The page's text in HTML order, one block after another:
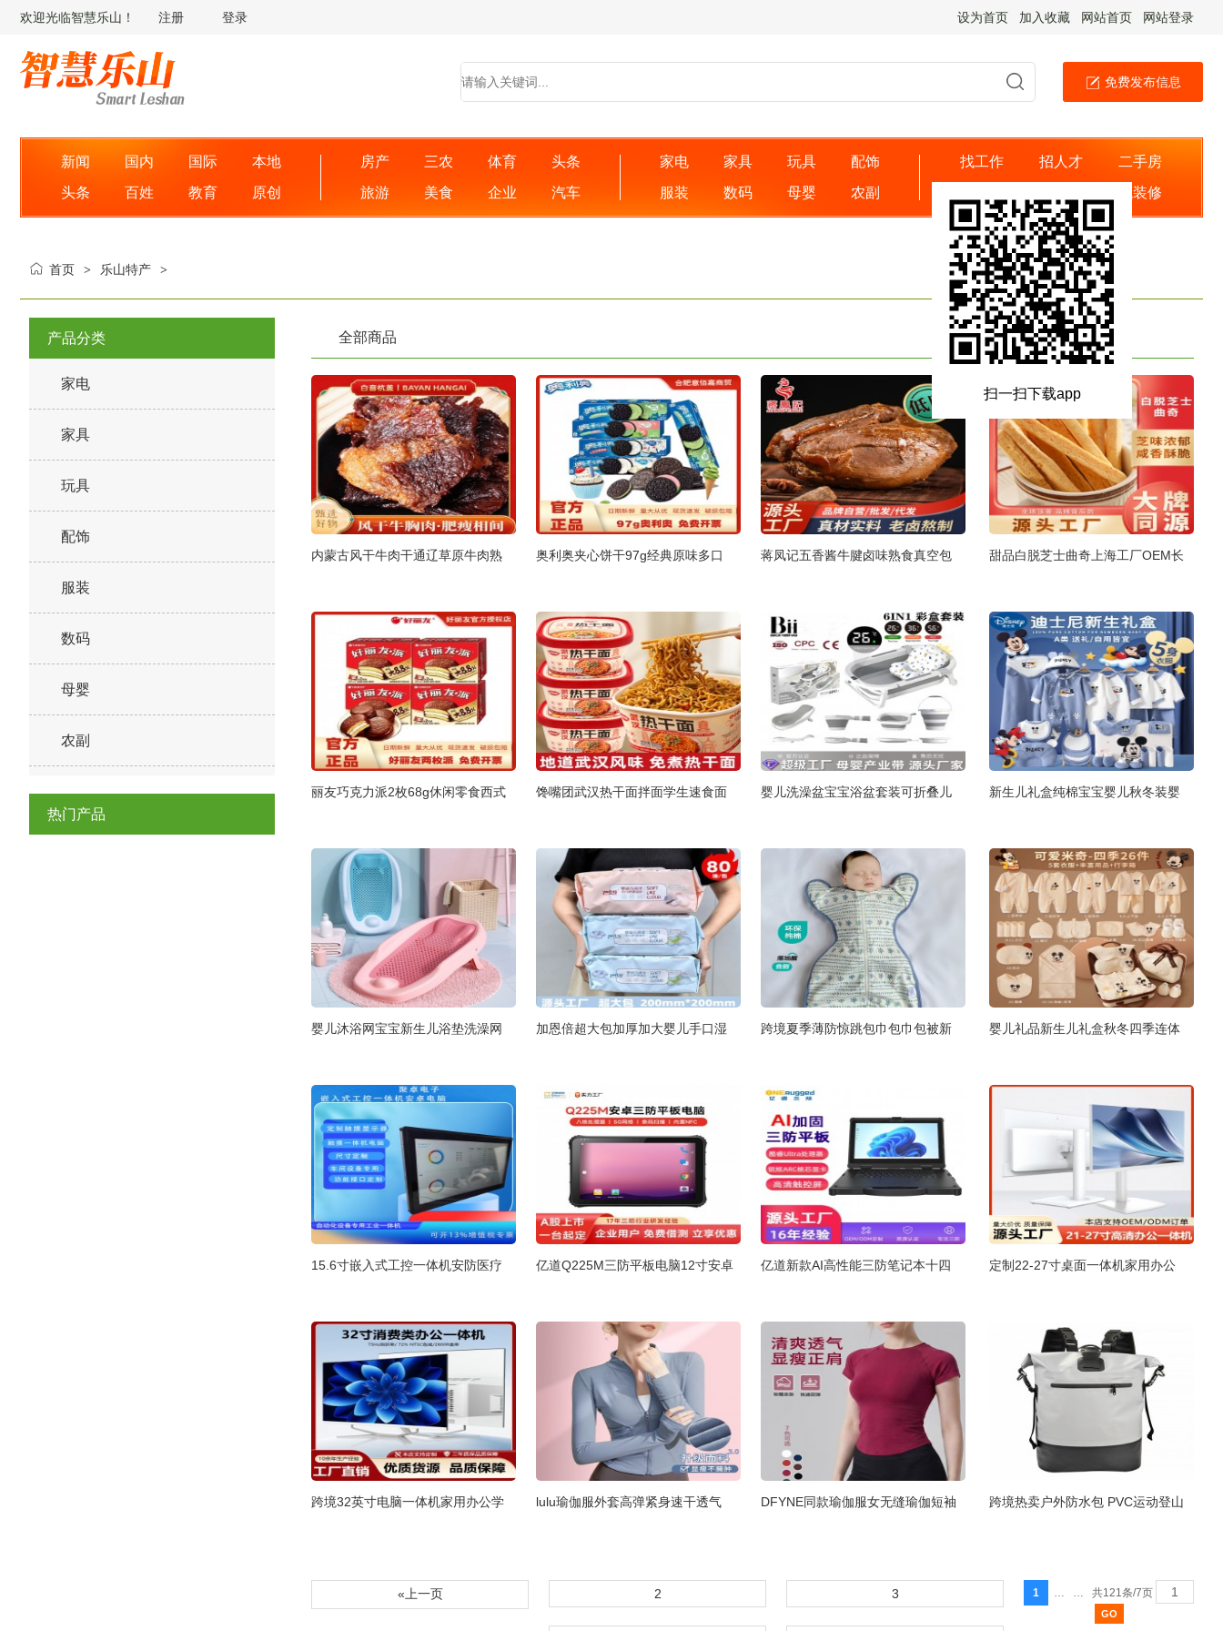
扫一扫下载app
欢迎光临智慧乐山！ 注册 登录 网站登录
网站首页
加入收藏
设为首页
免费发布信息
新闻 国内 国际
本地
头条
百姓 教育 原创
房产 三农 体育
头条
旅游
美食 企业 汽车
家电 家具 玩具
配饰
服装
数码 母婴 农副
找工作 招人才
二手房
找装修
首页 > 乐山特产 >
产品分类
家电
家具
玩具
配饰
服装
数码
母婴
农副
热门产品
全部商品
内蒙古风干牛肉干通辽草原牛肉熟 奥利奥夹心饼干97g经典原味多口 蒋凤记五香酱牛腱卤味熟食真空包 甜品白脱芝士曲奇上海工厂OEM长
丽友巧克力派2枚68g休闲零食西式 馋嘴团武汉热干面拌面学生速食面 婴儿洗澡盆宝宝浴盆套装可折叠儿 新生儿礼盒纯棉宝宝婴儿秋冬装婴
婴儿沐浴网宝宝新生儿浴垫洗澡网 加恩倍超大包加厚加大婴儿手口湿 跨境夏季薄防惊跳包巾包巾包被新 婴儿礼品新生儿礼盒秋冬四季连体
15.6寸嵌入式工控一体机安防医疗 亿道Q225M三防平板电脑12寸安卓 亿道新款AI高性能三防笔记本十四 定制22-27寸桌面一体机家用办公
跨境32英寸电脑一体机家用办公学 lulu瑜伽服外套高弹紧身速干透气 DFYNE同款瑜伽服女无缝瑜伽短袖 跨境热卖户外防水包 PVC运动登山
«上一页 1
2 …
3 … 共121条/7页